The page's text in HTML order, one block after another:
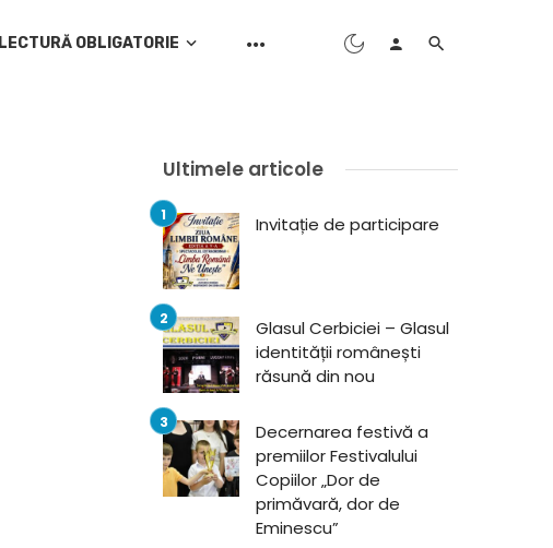
LECTURĂ OBLIGATORIE
Ultimele articole
Invitație de participare
Glasul Cerbiciei – Glasul
identității românești
răsună din nou
Decernarea festivă a
premiilor Festivalului
Copiilor „Dor de
primăvară, dor de
Eminescu”